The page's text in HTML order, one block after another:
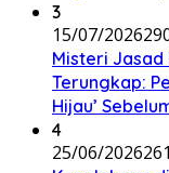
3
15/07/2026
Misteri Jasad
Terungkap:
Hijau’
4
25/06/2026